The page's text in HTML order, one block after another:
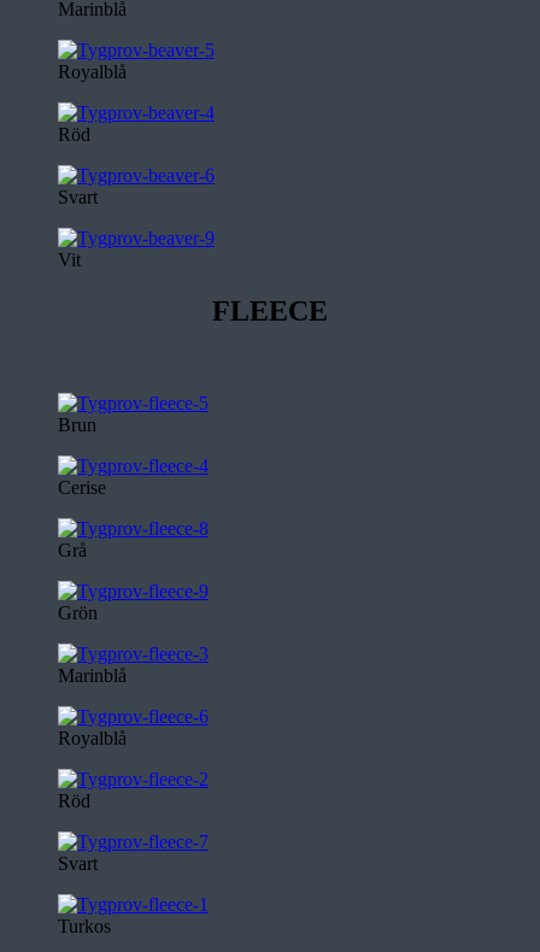
Marinblå
Royalblå
Röd
Svart
Vit
FLEECE
Brun
Cerise
Grå
Grön
Marinblå
Royalblå
Röd
Svart
Turkos